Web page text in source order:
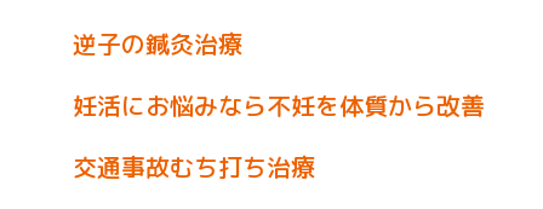
逆子の鍼灸治療
妊活にお悩みなら不妊を体質から改善
交通事故むち打ち治療